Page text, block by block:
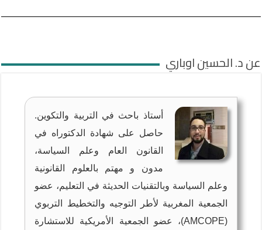
عن د. الحسين اوباري
أستاذ باحث في التربية والتكوين.
حاصل على شهادة الدكتوراه في
القانون العام وعلم السياسة،
مدون و مهتم بالعلوم القانونية
وعلم السياسة وبالتقنيات الحديثة في التعليم، عضو
الجمعية المغربية لأطر التوجيه والتخطيط التربوي
(AMCOPE)، عضو الجمعية الأمريكية للاستشارة